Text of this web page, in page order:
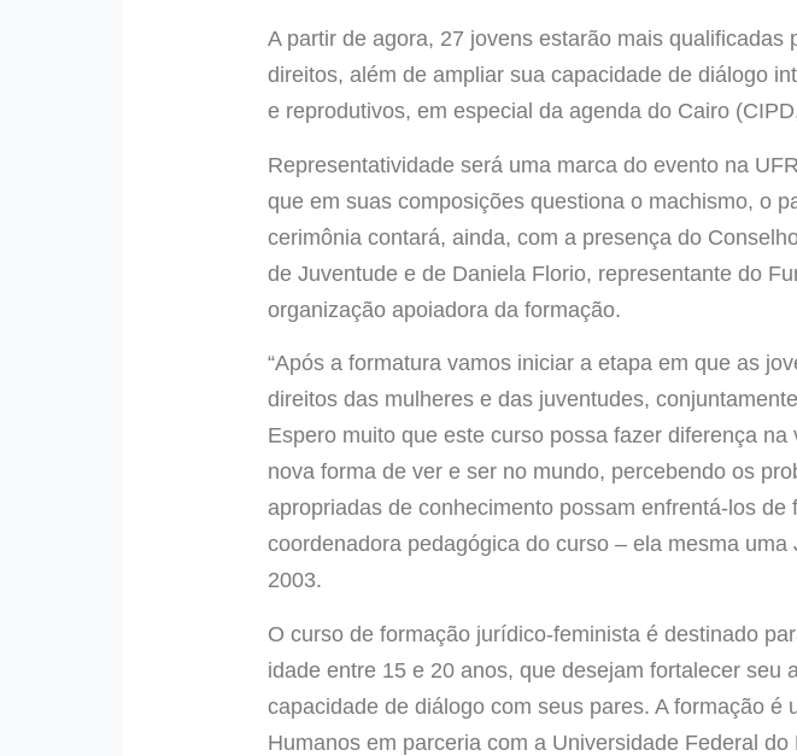
A partir de agora, 27 jovens estarão mais qualificadas
direitos, além de ampliar sua capacidade de diálogo
e reprodutivos, em especial da agenda do Cairo
Representatividade será uma marca do evento na
que em suas composições questiona o machismo, o
cerimônia contará, ainda, com a presença do
de Juventude e de Daniela Florio, representante do
organização apoiadora da formação.
“Após a formatura vamos iniciar a etapa em que as
direitos das mulheres e das juventudes,
Espero muito que este curso possa fazer diferença
nova forma de ver e ser no mundo, percebendo os
apropriadas de conhecimento possam enfrentá-los de
coordenadora pedagógica do curso – ela mesma
2003.
O curso de formação jurídico-feminista é destinado
idade entre 15 e 20 anos, que desejam fortalecer
capacidade de diálogo com seus pares. A formação
Humanos em parceria com a Universidade Federal